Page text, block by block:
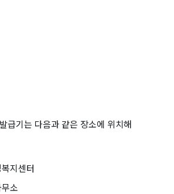
급기는 다음과 같은 장소에 위치해
지센터
소